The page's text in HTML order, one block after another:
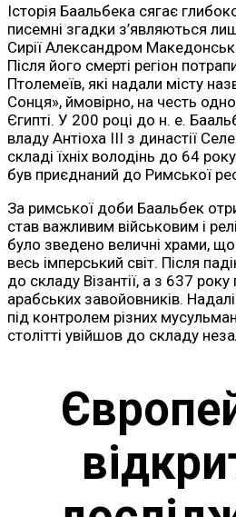
Історія Баальбека сягає
писемні згадки з’являються
Сирії Александром
Після його смерті регіон
Птолемеїв, які надали місту
Сонця», ймовірно, на честь
Єгипті. У 200 році до н. е.
владу Антіоха III з династії
складі їхніх володінь до 64
був приєднаний до Римської
За римської доби Баальбек
став важливим військовим і
було зведено величні храми,
весь імперський світ. Після
до складу Візантії, а з 637
арабських завойовників.
під контролем різних
столітті увійшов до складу